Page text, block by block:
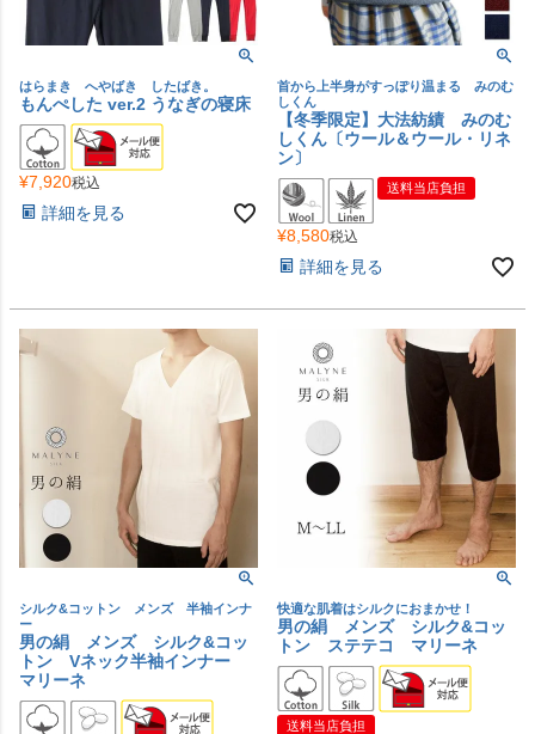
はらまき へやばき したばき。
もんぺした ver.2 うなぎの寝床
¥7,920税込
詳細を見る
首から上半身がすっぽり温まる みのむ
しくん
【冬季限定】大法紡績 みのむ
しくん〔ウール＆ウール・リネ
ン〕
送料当店負担
¥8,580税込
詳細を見る
シルク&コットン メンズ 半袖インナ
ー
男の絹 メンズ シルク&コッ
トン Vネック半袖インナー
マリーネ
快適な肌着はシルクにおまかせ！
男の絹 メンズ シルク&コッ
トン ステテコ マリーネ
送料当店負担